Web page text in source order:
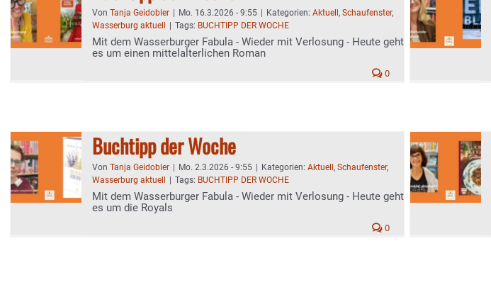
Von Tanja Geidobler Mo. 16.3.2026 - 9:55 Kategorien: Aktuell , Schaufenster,
Wasserburg aktuell
Tags: BUCHTIPP DER WOCHE
Mit dem Wasserburger Fabula - Wieder mit Verlosung - Heute geht
es um einen mittelalterlichen Roman
0
Buchtipp der Woche
Von Tanja Geidobler Mo. 2.3.2026 - 9:55 Kategorien: Aktuell , Schaufenster,
Wasserburg aktuell
Tags: BUCHTIPP DER WOCHE
Mit dem Wasserburger Fabula - Wieder mit Verlosung - Heute geht
es um die Royals
0